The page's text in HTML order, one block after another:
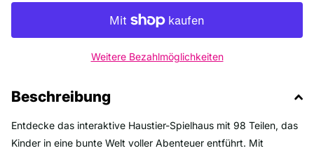
Weitere Bezahlmöglichkeiten
Beschreibung
Entdecke das interaktive Haustier-Spielhaus mit 98 Teilen, das
Kinder in eine bunte Welt voller Abenteuer entführt. Mit